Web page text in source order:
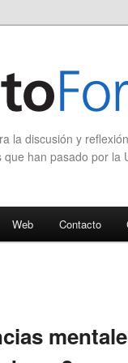
la discusión y
han pasado por la
Web Contacto